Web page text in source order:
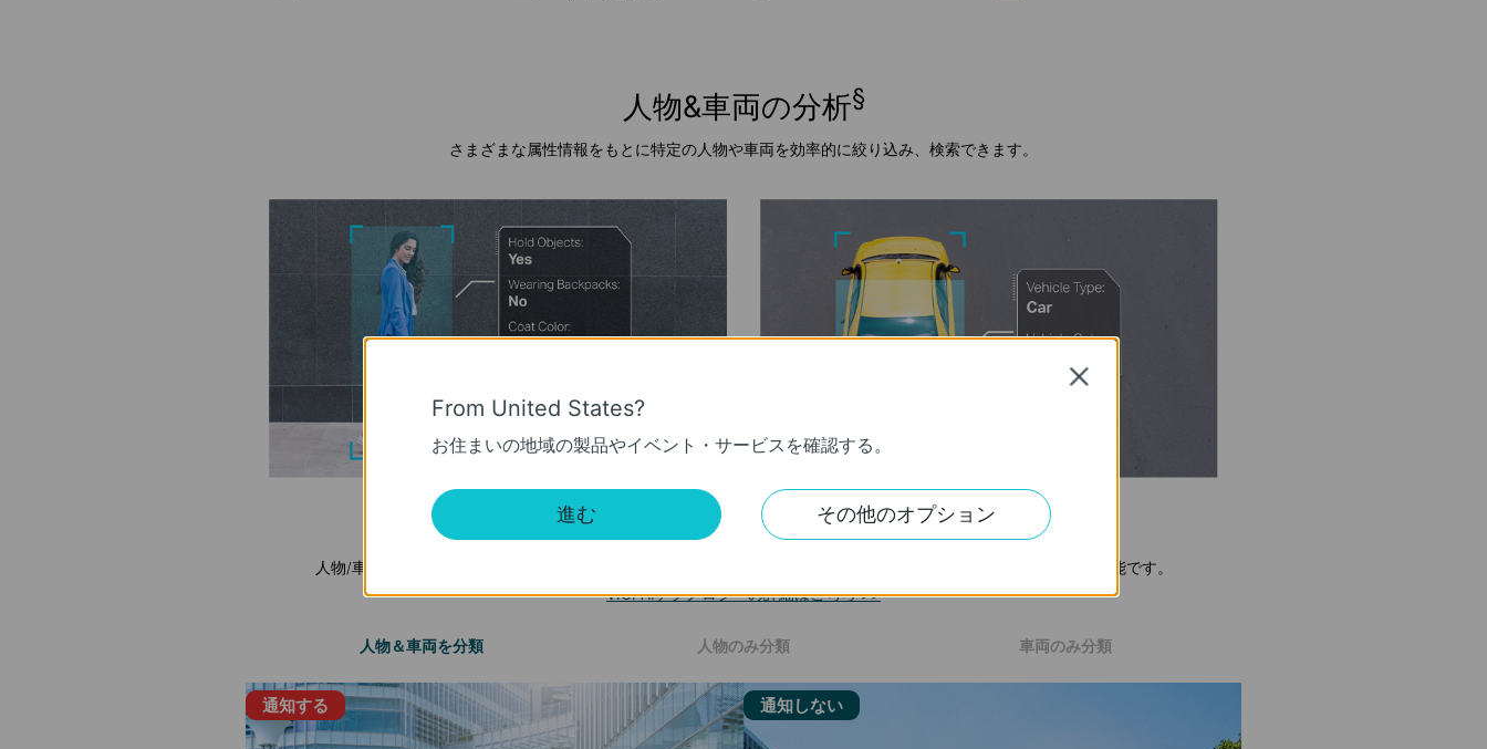
人物&車両の分析§
さまざまな属性情報をもとに特定の人物や車両を効率的に絞り込み、検索できます。
人物&車両の分類
人物/車両とその他の物体をスマートに区別することで、イベント発生時にさらに高精度な通知を受け取ることが可能です。
VIGI AIテクノロジーの詳細はこちら >>
人物＆車両を分類 人物のみ分類 車両のみ分類
通知する 通知しない
From United States?
お住まいの地域の製品やイベント・サービスを確認する。
進む その他のオプション
Close